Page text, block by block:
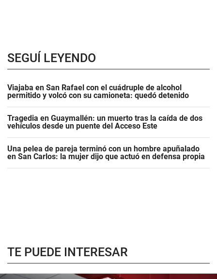
SEGUÍ LEYENDO
Viajaba en San Rafael con el cuádruple de alcohol
permitido y volcó con su camioneta: quedó detenido
Tragedia en Guaymallén: un muerto tras la caída de dos
vehículos desde un puente del Acceso Este
Una pelea de pareja terminó con un hombre apuñalado
en San Carlos: la mujer dijo que actuó en defensa propia
TE PUEDE INTERESAR